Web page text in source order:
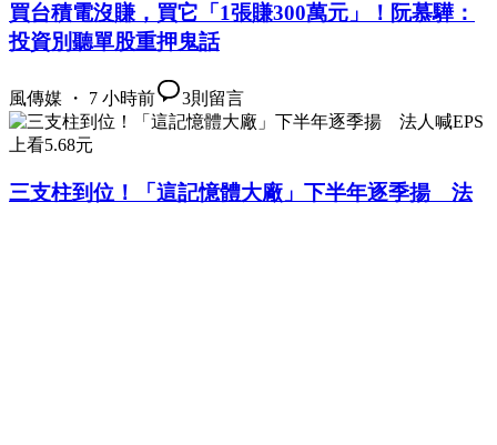
買台積電沒賺，買它「1張賺300萬元」！阮慕驊：
投資別聽單股重押鬼話
風傳媒 ・ 7 小時前 3則留言
三支柱到位！「這記憶體大廠」下半年逐季揚 法